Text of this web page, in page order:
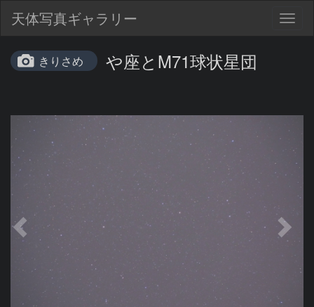
天体写真ギャラリー
きりさめ や座とM71球状星団